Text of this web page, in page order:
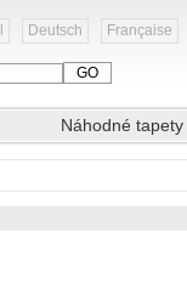
Deutsch Française
Náhodné tapety